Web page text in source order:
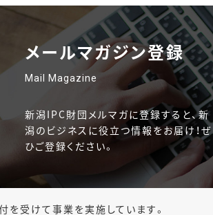
メールマガジン登録
Mail Magazine
新潟IPC財団メルマガに登録すると、新
潟のビジネスに役立つ情報をお届け！ぜ
ひご登録ください。
受けて事業を実施しています。